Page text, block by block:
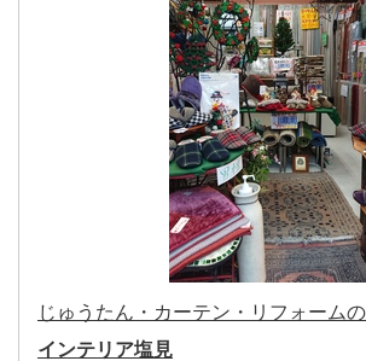
じゅうたん・カーテン・リフォームの
インテリア塩見